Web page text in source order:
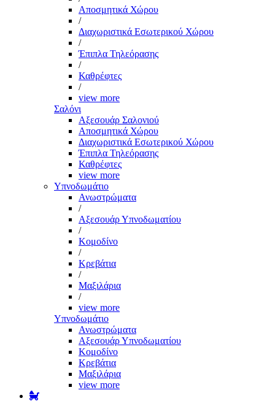
Αποσμητικά Χώρου
/
Διαχωριστικά Εσωτερικού Χώρου
/
Έπιπλα Τηλεόρασης
/
Καθρέφτες
/
view more
Σαλόνι
Αξεσουάρ Σαλονιού
Αποσμητικά Χώρου
Διαχωριστικά Εσωτερικού Χώρου
Έπιπλα Τηλεόρασης
Καθρέφτες
view more
Υπνοδωμάτιο
Ανωστρώματα
/
Αξεσουάρ Υπνοδωματίου
/
Κομοδίνο
/
Κρεβάτια
/
Μαξιλάρια
/
view more
Υπνοδωμάτιο
Ανωστρώματα
Αξεσουάρ Υπνοδωματίου
Κομοδίνο
Κρεβάτια
Μαξιλάρια
view more